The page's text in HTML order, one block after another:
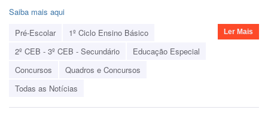
Saiba mais aqui
Pré-Escolar
1º Ciclo Ensino Básico
2º CEB - 3º CEB - Secundário
Educação Especial
Concursos
Quadros e Concursos
Todas as Notícias
Ler Mais